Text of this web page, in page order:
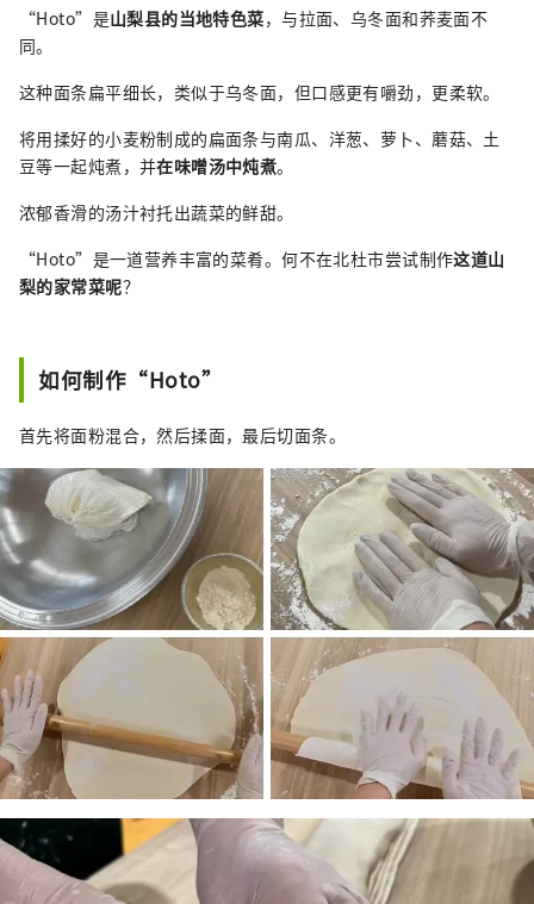
“Hoto”是山梨县的当地特色菜，与拉面、乌冬面和荞麦面不
同。
这种面条扁平细长，类似于乌冬面，但口感更有嚼劲，更柔软。
将用揉好的小麦粉制成的扁面条与南瓜、洋葱、萝卜、蘑菇、土
豆等一起炖煮，并在味噌汤中炖煮。
浓郁香滑的汤汁衬托出蔬菜的鲜甜。
“Hoto”是一道营养丰富的菜肴。何不在北杜市尝试制作这道山
梨的家常菜呢？
如何制作“Hoto”
首先将面粉混合，然后揉面，最后切面条。